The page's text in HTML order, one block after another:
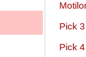
Pick
Pick